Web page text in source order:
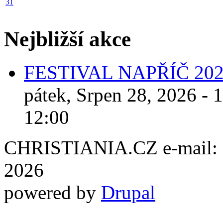
31
Nejbližší akce
FESTIVAL NAPŘÍČ
pátek, Srpen 28, 2026 -
12:00
CHRISTIANIA.CZ e-mail:
2026
powered by Drupal